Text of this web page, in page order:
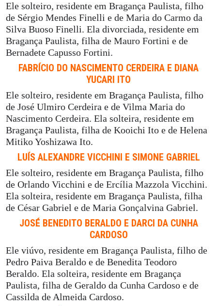
Ele solteiro, residente em Bragança Paulista, filho
de Sérgio Mendes Finelli e de Maria do Carmo da
Silva Buoso Finelli. Ela divorciada, residente em
Bragança Paulista, filha de Mauro Fortini e de
Bernadete Capusso Fortini.
FABRÍCIO DO NASCIMENTO CERDEIRA E DIANA
YUCARI ITO
Ele solteiro, residente em Bragança Paulista, filho
de José Ulmiro Cerdeira e de Vilma Maria do
Nascimento Cerdeira. Ela solteira, residente em
Bragança Paulista, filha de Kooichi Ito e de Helena
Mitiko Yoshizawa Ito.
LUÍS ALEXANDRE VICCHINI E SIMONE GABRIEL
Ele solteiro, residente em Bragança Paulista, filho
de Orlando Vicchini e de Ercília Mazzola Vicchini.
Ela solteira, residente em Bragança Paulista, filha
de César Gabriel e de Maria Gonçalvina Gabriel.
JOSÉ BENEDITO BERALDO E DARCI DA CUNHA
CARDOSO
Ele viúvo, residente em Bragança Paulista, filho de
Pedro Paiva Beraldo e de Benedita Teodoro
Beraldo. Ela solteira, residente em Bragança
Paulista, filha de Geraldo da Cunha Cardoso e de
Cassilda de Almeida Cardoso.